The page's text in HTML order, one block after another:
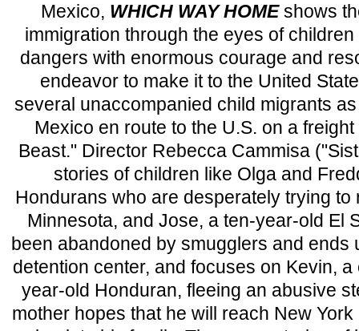
Mexico, WHICH WAY HOMEshows
immigration through the eyes of
dangers with enormous courage and
endeavor to make it to the United
several unaccompanied child migrants
Mexico en route to the U.S. on a
Beast." Director Rebecca Cammisa
stories of children like Olga and
Hondurans who are desperately trying to
Minnesota, and Jose, a ten-year-old El
been abandoned by smugglers and ends
detention center, and focuses on Kevin,
year-old Honduran, fleeing an abusive
mother hopes that he will reach New